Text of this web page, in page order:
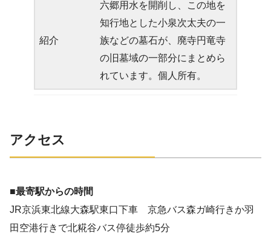
紹介
六郷用水を開削し、この地を
知行地とした小泉次太夫の一
族などの墓石が、廃寺円竜寺
の旧墓域の一部分にまとめら
れています。個人所有。
アクセス
■最寄駅からの時間
JR京浜東北線大森駅東口下車 京急バス森ガ崎行きか羽
田空港行きで北糀谷バス停徒歩約5分